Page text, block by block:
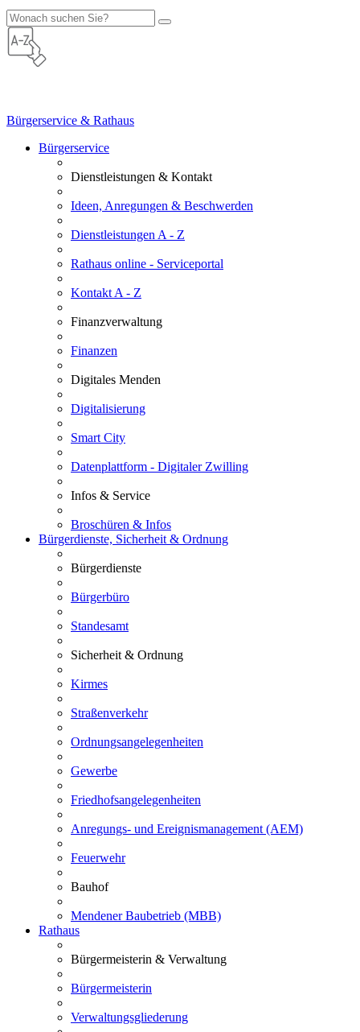
Bürgerservice & Rathaus
Bürgerservice
Dienstleistungen & Kontakt
Ideen, Anregungen & Beschwerden
Dienstleistungen A - Z
Rathaus online - Serviceportal
Kontakt A - Z
Finanzverwaltung
Finanzen
Digitales Menden
Digitalisierung
Smart City
Datenplattform - Digitaler Zwilling
Infos & Service
Broschüren & Infos
Bürgerdienste, Sicherheit & Ordnung
Bürgerdienste
Bürgerbüro
Standesamt
Sicherheit & Ordnung
Kirmes
Straßenverkehr
Ordnungsangelegenheiten
Gewerbe
Friedhofsangelegenheiten
Anregungs- und Ereignismanagement (AEM)
Feuerwehr
Bauhof
Mendener Baubetrieb (MBB)
Rathaus
Bürgermeisterin & Verwaltung
Bürgermeisterin
Verwaltungsgliederung